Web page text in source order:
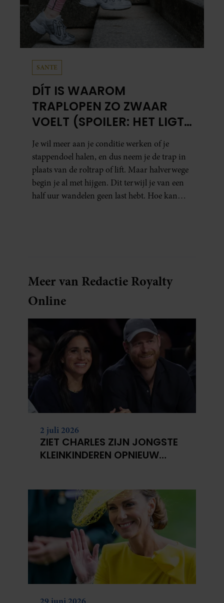
SANTE
DÍT IS WAAROM
TRAPLOPEN ZO ZWAAR
VOELT (SPOILER: HET LIGT
NIET AAN JE CONDITIE)
Je wil meer aan je conditie werken of je
stappendoel halen, en dus neem je de trap in
plaats van de roltrap of lift. Maar halverwege
begin je al met hijgen. Dit terwijl je van een
half uur wandelen geen last hebt. Hoe kan
Meer van Redactie Royalty
Online
2 juli 2026
ZIET CHARLES ZIJN JONGSTE
KLEINKINDEREN OPNIEUW